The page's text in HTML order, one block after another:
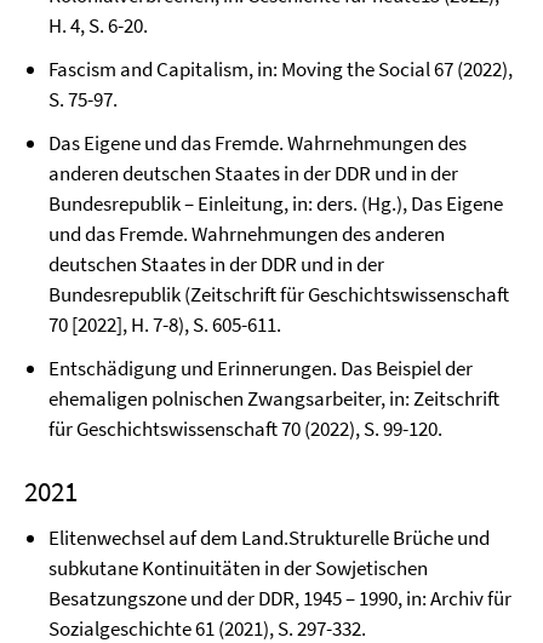
H. 4, S. 6-20.
Fascism and Capitalism, in: Moving the Social 67 (2022),
S. 75-97.
Das Eigene und das Fremde. Wahrnehmungen des
anderen deutschen Staates in der DDR und in der
Bundesrepublik – Einleitung, in: ders. (Hg.), Das Eigene
und das Fremde. Wahrnehmungen des anderen
deutschen Staates in der DDR und in der
Bundesrepublik (Zeitschrift für Geschichtswissenschaft
70 [2022], H. 7-8), S. 605-611.
Entschädigung und Erinnerungen. Das Beispiel der
ehemaligen polnischen Zwangsarbeiter, in: Zeitschrift
für Geschichtswissenschaft 70 (2022), S. 99-120.
2021
Elitenwechsel auf dem Land.Strukturelle Brüche und
subkutane Kontinuitäten in der Sowjetischen
Besatzungszone und der DDR, 1945 – 1990, in: Archiv für
Sozialgeschichte 61 (2021), S. 297-332.